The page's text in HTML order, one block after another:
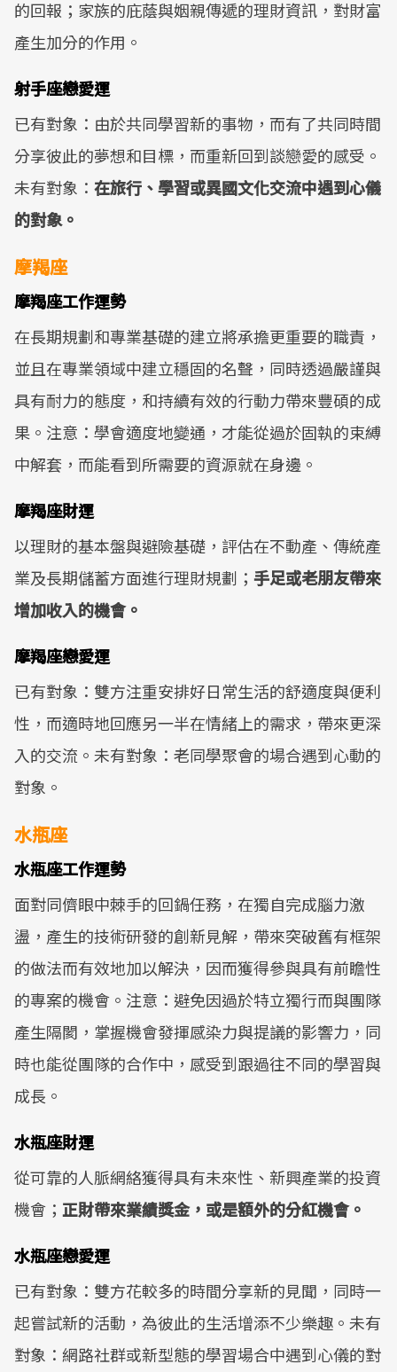
的回報；家族的庇蔭與姻親傳遞的理財資訊，對財富
產生加分的作用。
射手座戀愛運
已有對象：由於共同學習新的事物，而有了共同時間
分享彼此的夢想和目標，而重新回到談戀愛的感受。
未有對象： 在旅行、學習或異國文化交流中遇到心儀
的對象。
摩羯座
摩羯座工作運勢
在長期規劃和專業基礎的建立將承擔更重要的職責，
並且在專業領域中建立穩固的名聲，同時透過嚴謹與
具有耐力的態度，和持續有效的行動力帶來豐碩的成
果。注意：學會適度地變通，才能從過於固執的束縛
中解套，而能看到所需要的資源就在身邊。
摩羯座財運
以理財的基本盤與避險基礎，評估在不動產、傳統產
業及長期儲蓄方面進行理財規劃； 手足或老朋友帶來
增加收入的機會。
摩羯座戀愛運
已有對象：雙方注重安排好日常生活的舒適度與便利
性，而適時地回應另一半在情緒上的需求，帶來更深
入的交流。未有對象：老同學聚會的場合遇到心動的
對象。
水瓶座
水瓶座工作運勢
面對同儕眼中棘手的回鍋任務，在獨自完成腦力激
盪，產生的技術研發的創新見解，帶來突破舊有框架
的做法而有效地加以解決，因而獲得參與具有前瞻性
的專案的機會。注意：避免因過於特立獨行而與團隊
產生隔閡，掌握機會發揮感染力與提議的影響力，同
時也能從團隊的合作中，感受到跟過往不同的學習與
成長。
水瓶座財運
從可靠的人脈網絡獲得具有未來性、新興產業的投資
機會； 正財帶來業績獎金，或是額外的分紅機會。
水瓶座戀愛運
已有對象：雙方花較多的時間分享新的見聞，同時一
起嘗試新的活動，為彼此的生活增添不少樂趣。未有
對象：網路社群或新型態的學習場合中遇到心儀的對